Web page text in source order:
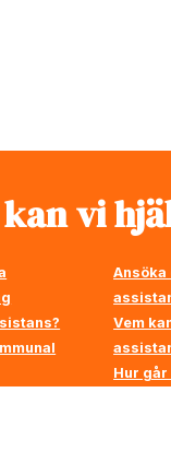
vi
Ansöka
Vem
Hur går